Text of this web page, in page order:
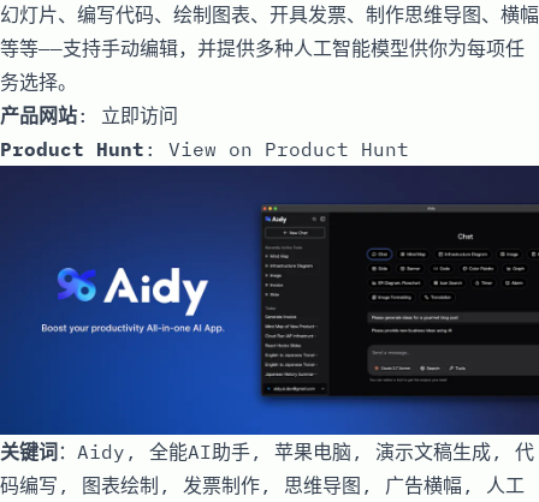
幻灯片、编写代码、绘制图表、开具发票、制作思维导图、横幅
等等——支持手动编辑，并提供多种人工智能模型供你为每项任
务选择。
产品网站: 立即访问
Product Hunt : View on Product Hunt
关键词：Aidy, 全能AI助手, 苹果电脑, 演示文稿生成, 代
码编写, 图表绘制, 发票制作, 思维导图, 广告横幅, 人工